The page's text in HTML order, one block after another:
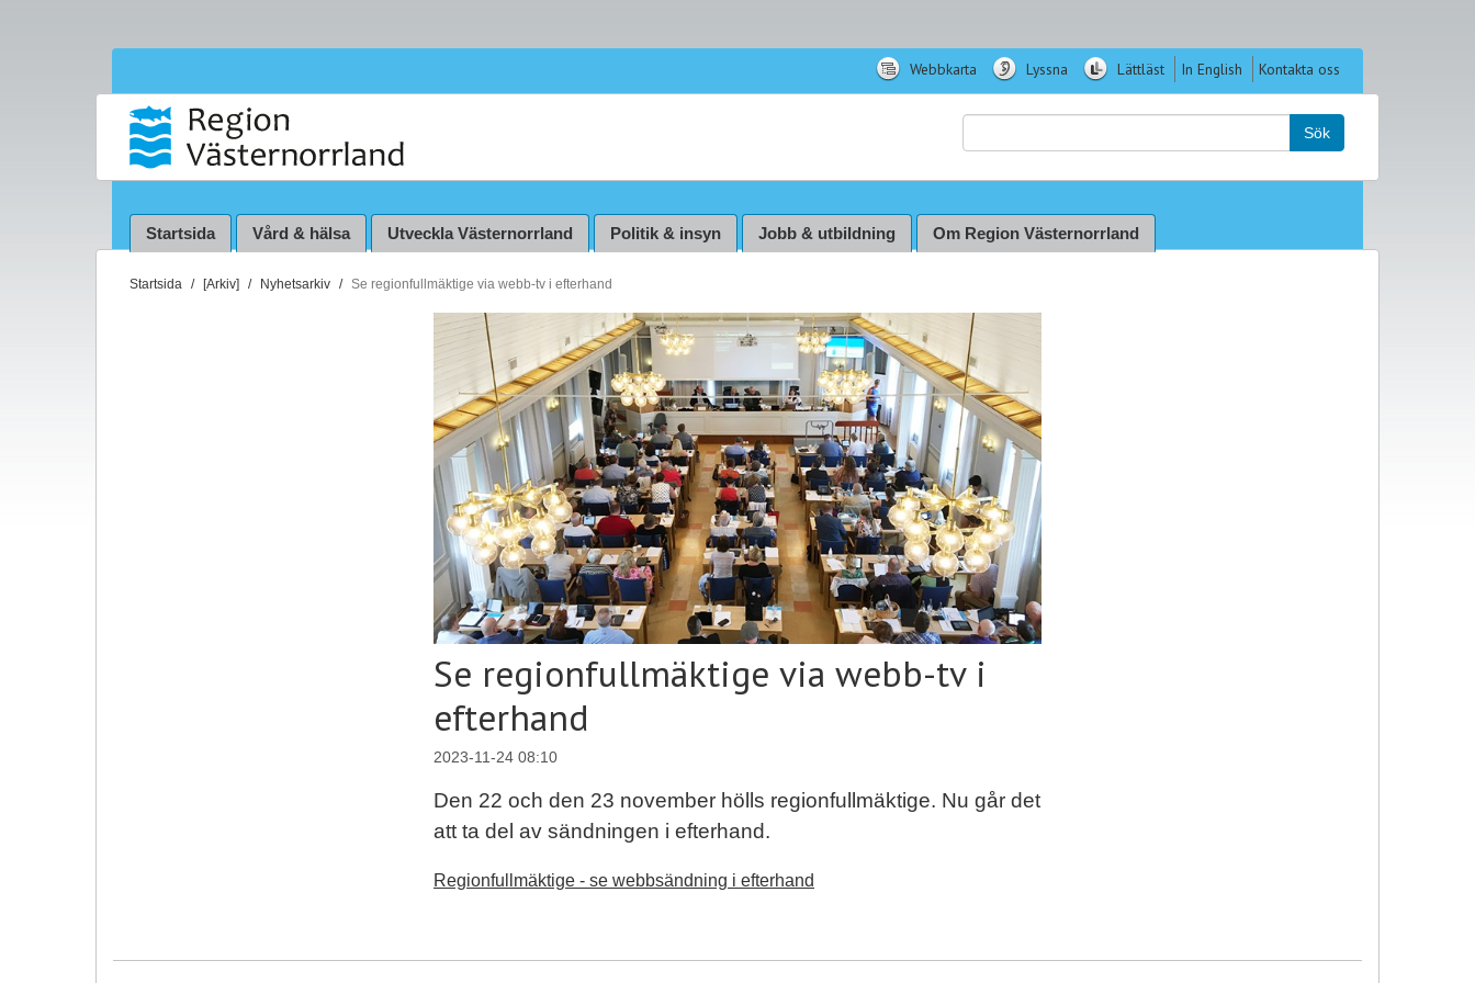
Webbkarta Lyssna Lättläst In English Kontakta oss
Sök
Startsida Vård & hälsa Utveckla Västernorrland Politik & insyn Jobb & utbildning Om Region Västernorrland
D
Startsida [Arkiv] Nyhetsarkiv Se regionfullmäktige via webb-tv i efterhand
Se regionfullmäktige via webb-tv i
efterhand
2023-11-24 08:10
Den 22 och den 23 november hölls regionfullmäktige. Nu går det
att ta del av sändningen i efterhand.
Regionfullmäktige - se webbsändning i efterhand